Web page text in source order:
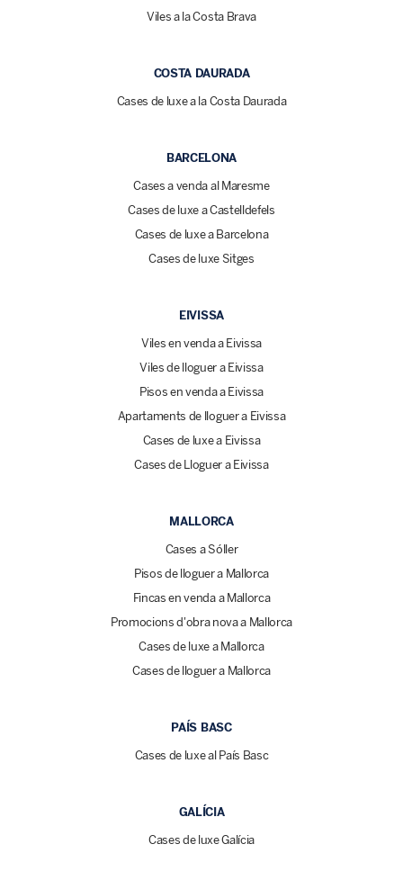
Viles a la Costa Brava
COSTA DAURADA
Cases de luxe a la Costa Daurada
BARCELONA
Cases a venda al Maresme
Cases de luxe a Castelldefels
Cases de luxe a Barcelona
Cases de luxe Sitges
EIVISSA
Viles en venda a Eivissa
Viles de lloguer a Eivissa
Pisos en venda a Eivissa
Apartaments de lloguer a Eivissa
Cases de luxe a Eivissa
Cases de Lloguer a Eivissa
MALLORCA
Cases a Sóller
Pisos de lloguer a Mallorca
Fincas en venda a Mallorca
Promocions d'obra nova a Mallorca
Cases de luxe a Mallorca
Cases de lloguer a Mallorca
PAÍS BASC
Cases de luxe al País Basc
GALÍCIA
Cases de luxe Galícia